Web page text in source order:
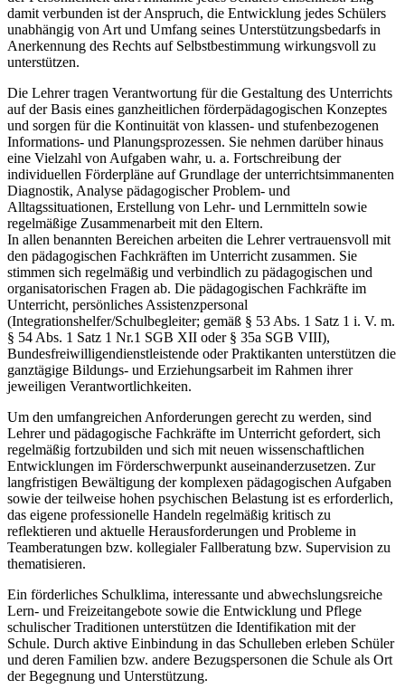
damit verbunden ist der Anspruch, die Entwicklung jedes Schülers
unabhängig von Art und Umfang seines Unterstützungsbedarfs in
Anerkennung des Rechts auf Selbstbestimmung wirkungsvoll zu
unterstützen.
Die Lehrer tragen Verantwortung für die Gestaltung des Unterrichts
auf der Basis eines ganzheitlichen förderpädagogischen Konzeptes
und sorgen für die Kontinuität von klassen- und stufenbezogenen
Informations- und Planungsprozessen. Sie nehmen darüber hinaus
eine Vielzahl von Aufgaben wahr, u. a. Fortschreibung der
individuellen Förderpläne auf Grundlage der unterrichtsimmanenten
Diagnostik, Analyse pädagogischer Problem- und
Alltagssituationen, Erstellung von Lehr- und Lernmitteln sowie
regelmäßige Zusammenarbeit mit den Eltern.
In allen benannten Bereichen arbeiten die Lehrer vertrauensvoll mit
den pädagogischen Fachkräften im Unterricht zusammen. Sie
stimmen sich regelmäßig und verbindlich zu pädagogischen und
organisatorischen Fragen ab. Die pädagogischen Fachkräfte im
Unterricht, persönliches Assistenzpersonal
(Integrationshelfer/Schulbegleiter; gemäß § 53 Abs. 1 Satz 1 i. V. m.
§ 54 Abs. 1 Satz 1 Nr.1 SGB XII oder § 35a SGB VIII),
Bundesfreiwilligendienstleistende oder Praktikanten unterstützen die
ganztägige Bildungs- und Erziehungsarbeit im Rahmen ihrer
jeweiligen Verantwortlichkeiten.
Um den umfangreichen Anforderungen gerecht zu werden, sind
Lehrer und pädagogische Fachkräfte im Unterricht gefordert, sich
regelmäßig fortzubilden und sich mit neuen wissenschaftlichen
Entwicklungen im Förderschwerpunkt auseinanderzusetzen. Zur
langfristigen Bewältigung der komplexen pädagogischen Aufgaben
sowie der teilweise hohen psychischen Belastung ist es erforderlich,
das eigene professionelle Handeln regelmäßig kritisch zu
reflektieren und aktuelle Herausforderungen und Probleme in
Teamberatungen bzw. kollegialer Fallberatung bzw. Supervision zu
thematisieren.
Ein förderliches Schulklima, interessante und abwechslungsreiche
Lern- und Freizeitangebote sowie die Entwicklung und Pflege
schulischer Traditionen unterstützen die Identifikation mit der
Schule. Durch aktive Einbindung in das Schulleben erleben Schüler
und deren Familien bzw. andere Bezugspersonen die Schule als Ort
der Begegnung und Unterstützung.